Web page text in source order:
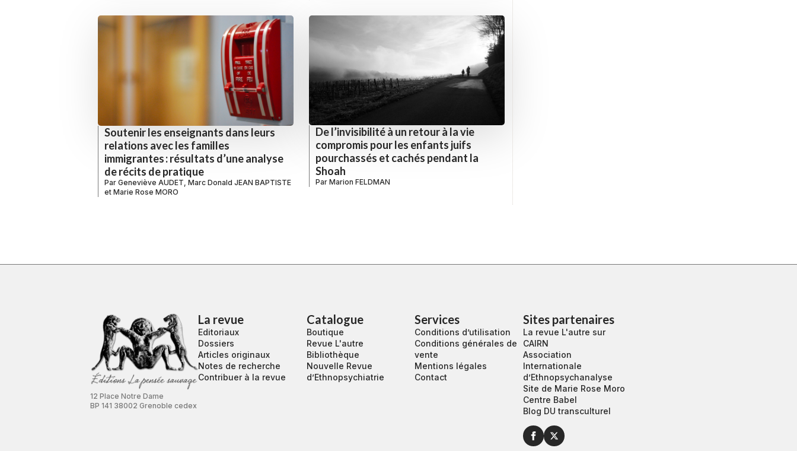
Soutenir les enseignants dans leurs
relations avec les familles
immigrantes : résultats d’une analyse
de récits de pratique
Par Geneviève AUDET Marc Donald JEAN BAPTISTE
et Marie Rose MORO
De l’invisibilité à un retour à la vie
compromis pour les enfants juifs
pourchassés et cachés pendant la
Shoah
Par Marion FELDMAN
12 Place Notre Dame
BP 141 38002 Grenoble cedex
La revue
Editoriaux
Dossiers
Articles originaux
Notes de recherche
Contribuer à la revue
Catalogue
Boutique
Revue L'autre
Bibliothèque
Nouvelle Revue
d’Ethnopsychiatrie
Services
Conditions d’utilisation
Conditions générales de
vente
Mentions légales
Contact
Sites partenaires
La revue L'autre sur
CAIRN
Association
Internationale
d’Ethnopsychanalyse
Site de Marie Rose Moro
Centre Babel
Blog DU transculturel